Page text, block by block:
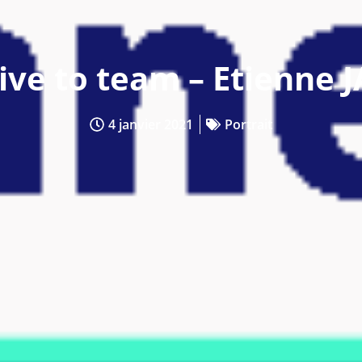
to team – Etienne
4 janvier 2021 Portrait